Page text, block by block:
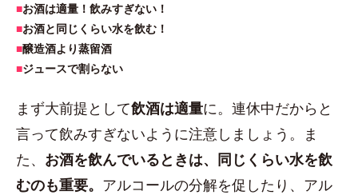
■お酒は適量！飲みすぎない！
■お酒と同じくらい水を飲む！
■醸造酒より蒸留酒
■ジュースで割らない
まず大前提として飲酒は適量に。連休中だからと
言って飲みすぎないように注意しましょう。ま
た、 お酒を飲んでいるときは、同じくらい水を飲
むのも重要。 アルコールの分解を促したり、アル